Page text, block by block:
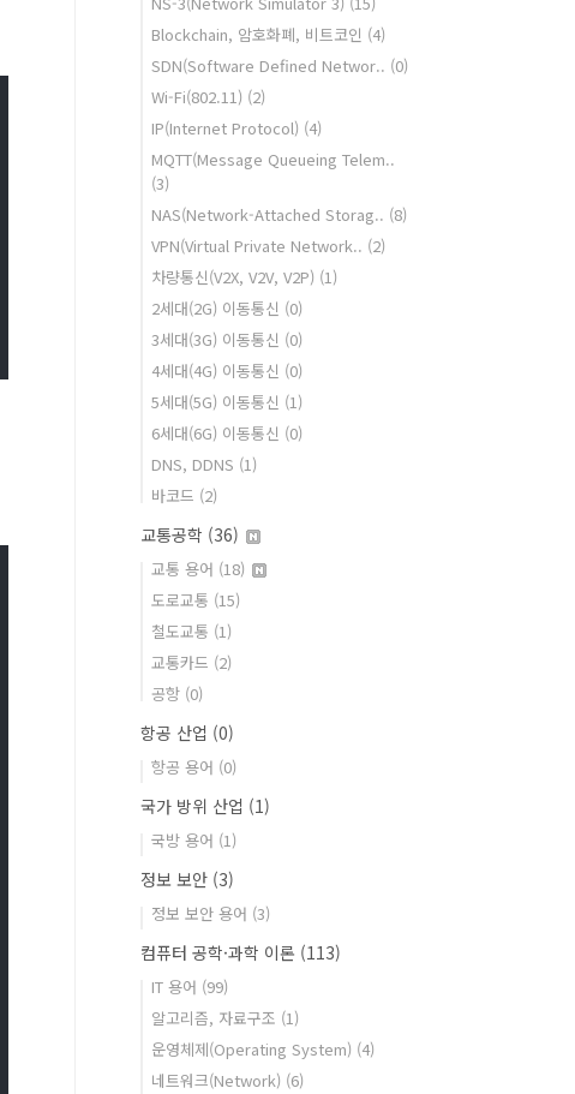
Blockchain, 암호화폐, 비트코인 (4)
SDN(Software Defined Networ.. (0)
Wi-Fi(802.11) (2)
IP(Internet Protocol) (4)
MQTT(Message Queueing Telem..
(3)
NAS(Network-Attached Storag.. (8)
VPN(Virtual Private Network.. (2)
차량통신(V2X, V2V, V2P) (1)
2세대(2G) 이동통신 (0)
3세대(3G) 이동통신 (0)
4세대(4G) 이동통신 (0)
5세대(5G) 이동통신 (1)
6세대(6G) 이동통신 (0)
DNS, DDNS (1)
바코드 (2)
교통공학 (36)
교통 용어 (18)
도로교통 (15)
철도교통 (1)
교통카드 (2)
공항 (0)
항공 산업 (0)
항공 용어 (0)
국가 방위 산업 (1)
국방 용어 (1)
정보 보안 (3)
정보 보안 용어 (3)
컴퓨터 공학·과학 이론 (113)
IT 용어 (99)
알고리즘, 자료구조 (1)
운영체제(Operating System) (4)
네트워크(Network) (6)